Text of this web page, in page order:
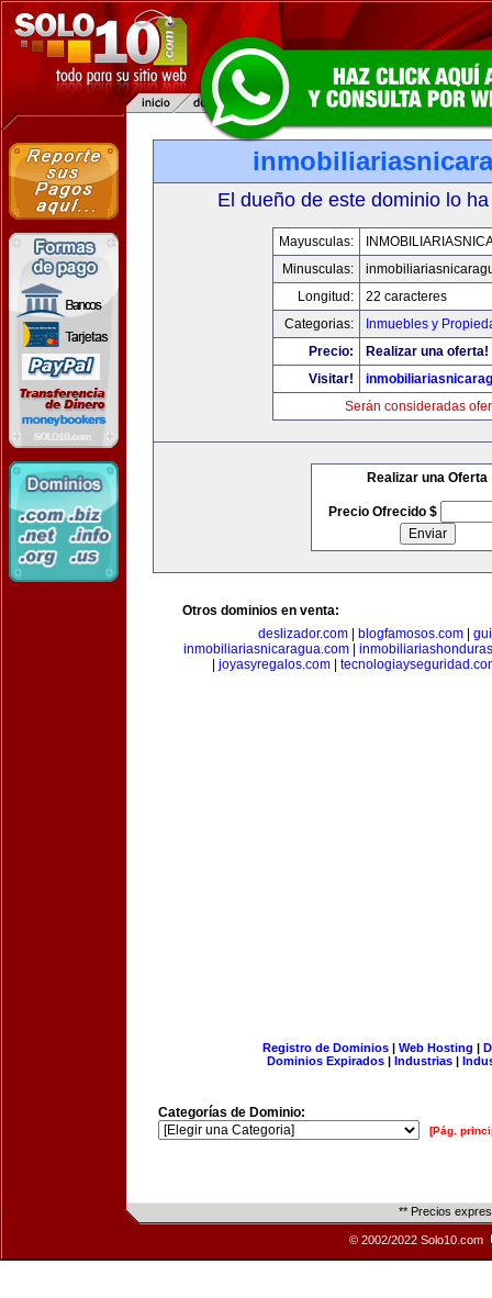
El dueño de este dominio lo
Mayusculas:
Minusculas:
Longitud:
22 caracteres
Categorias:
Inmuebles y
Precio:
Realizar una oferta!
Visitar!
Serán consideradas
Realizar una Oferta
Precio Ofrecido $
Otros dominios en venta:
deslizador.com| blogfamosos.com|
inmobiliariasnicaragua.com|
joyasyregalos.com
Registro de Dominios| Web Hosting |
Dominios Expirados | Industrias |
Categorías de Dominio:
[Pág.
** Precios
© 2002/2022 Solo10.com